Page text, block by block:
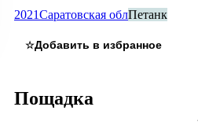
2021Саратовская облПетанк
☆
Пощадка